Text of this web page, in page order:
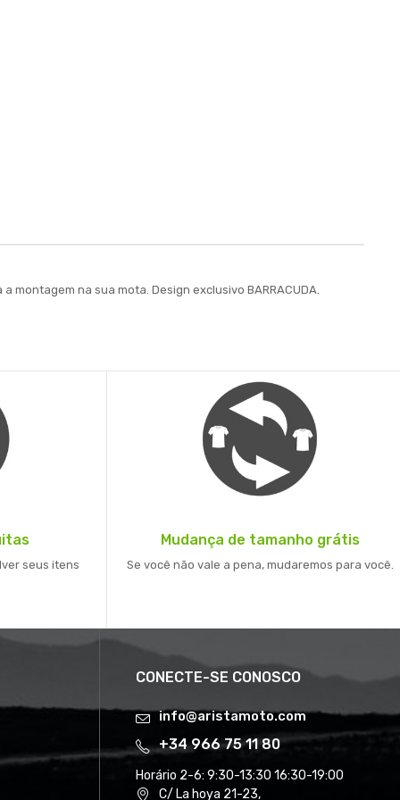
na sua mota. Design exclusivo BARRACUDA.
seus itens
Mudança de tamanho grátis
Se você não vale a pena, mudaremos para você.
CONECTE-SE CONOSCO
info@aristamoto.com
+34 966 75 11 80
Horário 2-6: 9:30-13:30 16:30-19:00
C/ La hoya 21-23,